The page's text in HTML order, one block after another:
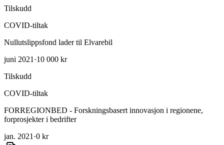
Tilskudd
COVID-tiltak
Nullutslippsfond lader til Elvarebil
juni 2021 ·10 000 kr
Tilskudd
COVID-tiltak
FORREGIONBED - Forskningsbasert innovasjon i regionene,
forprosjekter i bedrifter
jan. 2021 ·0 kr